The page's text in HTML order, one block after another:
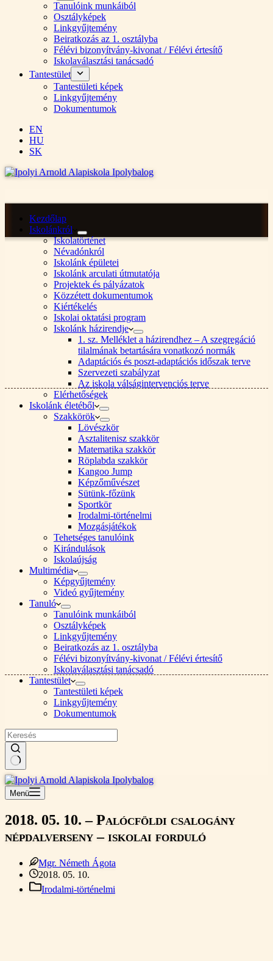
Tanulóink munkáiból
Osztályképek
Linkgyűjtemény
Beiratkozás az 1. osztályba
Félévi bizonyítvány-kivonat / Félévi értesítő
Iskolaválasztási tanácsadó
Tantestület
Tantestületi képek
Linkgyűjtemény
Dokumentumok
EN
HU
SK
Kezdőlap
Iskolánkról
Iskolatörténet
Névadónkról
Iskolánk épületei
Iskolánk arculati útmutatója
Projektek és pályázatok
Közzétett dokumentumok
Kiértékelés
Iskolai oktatási program
Iskolánk házirendje
1. sz. Melléklet a házirendhez – A szegregáció
tilalmának betartására vonatkozó normák
Adaptációs és poszt-adaptációs időszak terve
Szervezeti szabályzat
Az iskola válságintervenciós terve
Elérhetőségek
Iskolánk életéből
Szakkörök
Lövészkör
Asztalitenisz szakkör
Matematika szakkör
Röplabda szakkör
Kangoo Jump
Képzőművészet
Sütünk-főzünk
Sportkör
Irodalmi-történelmi
Mozgásjátékok
Tehetséges tanulóink
Kirándulások
Iskolaújság
Multimédia
Képgyűjtemény
Videó gyűjtemény
Tanuló
Tanulóink munkáiból
Osztályképek
Linkgyűjtemény
Beiratkozás az 1. osztályba
Félévi bizonyítvány-kivonat / Félévi értesítő
Iskolaválasztási tanácsadó
Tantestület
Tantestületi képek
Linkgyűjtemény
Dokumentumok
Nincs
találat
Menü
2018. 05. 10. – Palócföldi csalogány
népdalverseny – iskolai forduló
Mgr. Németh Ágota
2018. 05. 10.
Irodalmi-történelmi